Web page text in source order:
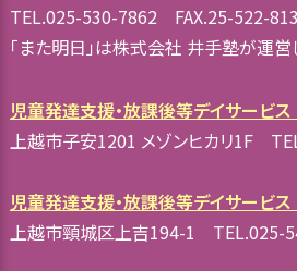
TEL.025-530-7862 FAX.25-522-
「また明日」は株式会社 井手塾が運
児童発達支援・放課後等デイサービス
上越市子安1201 メゾンヒカリ1F
児童発達支援・放課後等デイサービス
上越市頸城区上吉194-1 TEL.025-